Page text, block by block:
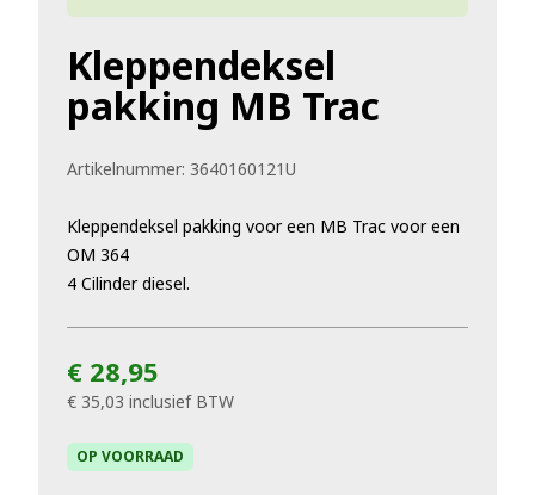
Kleppendeksel
pakking MB Trac
Artikelnummer: 3640160121U
Kleppendeksel pakking voor een MB Trac voor een
OM 364
4 Cilinder diesel.
€ 28,95
€ 35,03 inclusief BTW
OP VOORRAAD